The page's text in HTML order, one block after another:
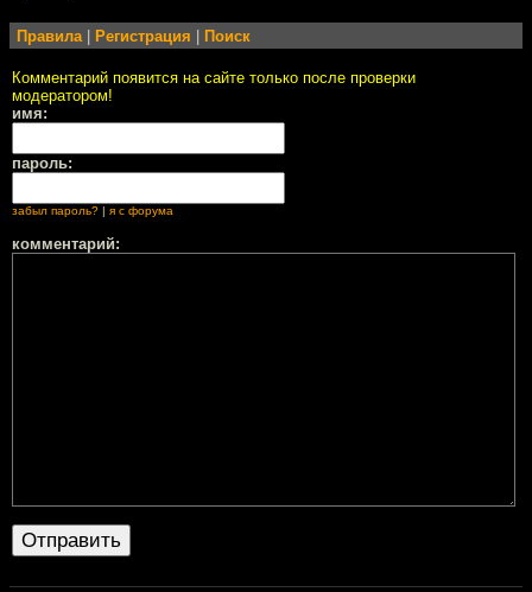
Правила| Регистрация Поиск
Комментарий появится на сайте только после проверки
модератором!
имя:
пароль:
забыл пароль? | я с форума
комментарий: